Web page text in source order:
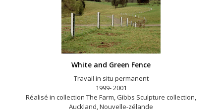
White and Green Fence
Travail in situ permanent
1999- 2001
Réalisé in collection The Farm, Gibbs Sculpture collection,
Auckland, Nouvelle-zélande